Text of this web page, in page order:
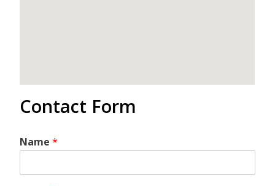
Contact Form
Name*